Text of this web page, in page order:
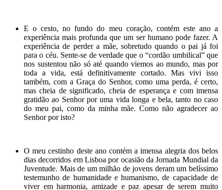
E o cesto, no fundo do meu coração, contém este ano a
experiência mais profunda que um ser humano pode fazer. A
experiência de perder a mãe, sobretudo quando o pai já foi
para o céu. Sente-se de verdade que o “cordão umbilical” que
nos sustentou não só até quando viemos ao mundo, mas por
toda a vida, está definitivamente cortado. Mas vivi isso
também, com a Graça do Senhor, como uma perda, é certo,
mas cheia de significado, cheia de esperança e com imensa
gratidão ao Senhor por uma vida longa e bela, tanto no caso
do meu pai, como da minha mãe. Como não agradecer ao
Senhor por isto?
O meu cestinho deste ano contém a imensa alegria dos belos
dias decorridos em Lisboa por ocasião da Jornada Mundial da
Juventude. Mais de um milhão de jovens deram um belíssimo
testemunho de humanidade e humanismo, de capacidade de
viver em harmonia, amizade e paz apesar de serem muito